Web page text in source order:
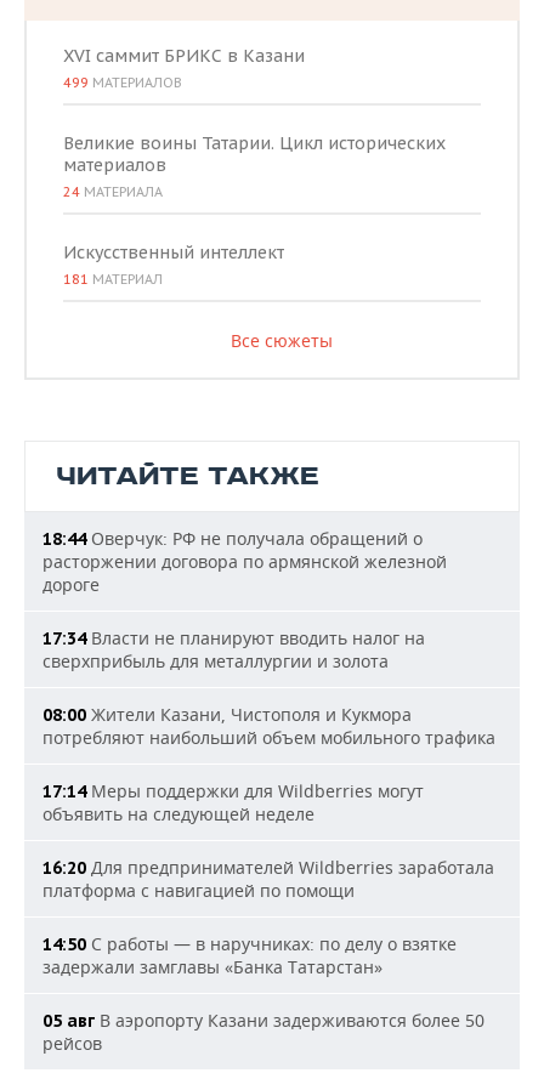
XVI саммит БРИКС в Казани
499 МАТЕРИАЛОВ
Великие воины Татарии. Цикл исторических
материалов
24 МАТЕРИАЛА
Искусственный интеллект
181 МАТЕРИАЛ
Все сюжеты
ЧИТАЙТЕ ТАКЖЕ
18:44Оверчук: РФ не получала обращений о
расторжении договора по армянской железной
дороге
17:34Власти не планируют вводить налог на
сверхприбыль для металлургии и золота
08:00 Жители Казани, Чистополя и Кукмора
потребляют наибольший объем мобильного трафика
17:14Меры поддержки для Wildberries могут
объявить на следующей неделе
16:20 Для предпринимателей Wildberries заработала
платформа с навигацией по помощи
14:50 С работы — в наручниках: по делу о взятке
задержали замглавы «Банка Татарстан»
05 авг В аэропорту Казани задерживаются более 50
рейсов